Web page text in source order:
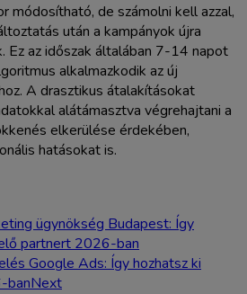
módosítható, de számolni kell azzal,
után a kampányok újra
Ez az időszak általában 7-14 napot
alkalmazkodik az új
A drasztikus átalakításokat
alátámasztva végrehajtani a
elkerülése érdekében,
hatásokat is.
ügynökség Budapest: Így
partnert 2026-ban
Google Ads: Így hozhatsz ki
banNext